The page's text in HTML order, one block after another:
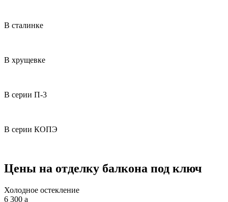
В сталинке
В хрущевке
В серии П-3
В серии КОПЭ
Цены на отделку балкона под ключ
Холодное остекление
6 300 a